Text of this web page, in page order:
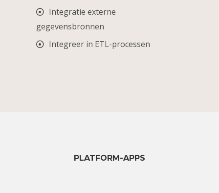
Integratie externe
gegevensbronnen
Integreer in ETL-processen
PLATFORM-APPS